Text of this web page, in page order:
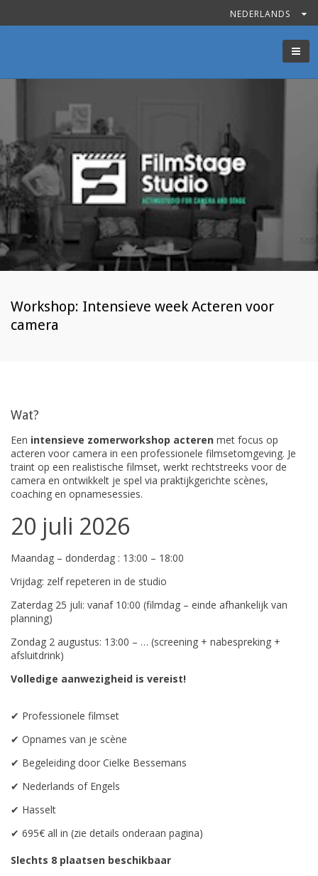
NEDERLANDS
.
Workshop: Intensieve week Acteren voor
camera
Wat?
Een intensieve zomerworkshop acteren met focus op
acteren voor camera in een professionele filmsetomgeving. Je
traint op een realistische filmset, werkt rechtstreeks voor de
camera en ontwikkelt je spel via praktijkgerichte scènes,
coaching en opnamesessies.
20 juli 2026
Maandag – donderdag : 13:00 – 18:00
Vrijdag: zelf repeteren in de studio
Zaterdag 25 juli: vanaf 10:00 (filmdag – einde afhankelijk van
planning)
Zondag 2 augustus: 13:00 – … (screening + nabespreking +
afsluitdrink)
Volledige aanwezigheid is vereist!
✔ Professionele filmset
✔ Opnames van je scène
✔ Begeleiding door Cielke Bessemans
✔ Nederlands of Engels
✔ Hasselt
✔ 695€ all in (zie details onderaan pagina)
Slechts 8 plaatsen beschikbaar